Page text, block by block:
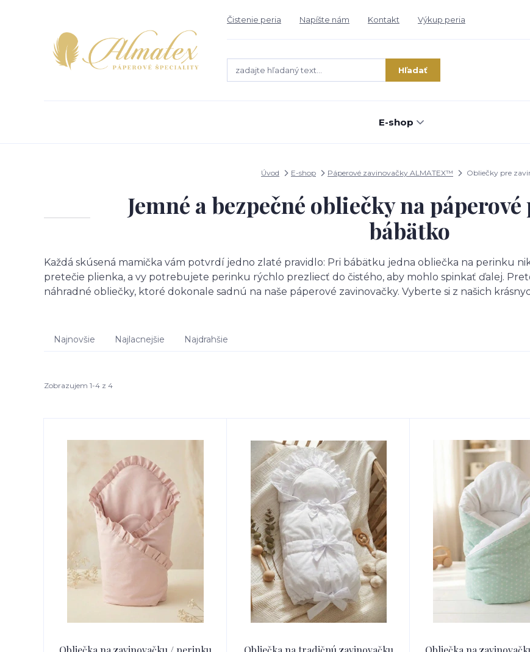
Čistenie peria Napíšte nám Kontakt Výkup peria
Hľadať
E-shop
Úvod E-shop Páperové zavinovačky ALMATEX™ Obliečky pre
Jemné a bezpečné obliečky na
bábätko
Každá skúsená mamička vám potvrdí jedno zlaté pravidlo: Pri bábätku jedna obliečka na perinku
pretečie plienka, a vy potrebujete perinku rýchlo prezliecť do čistého, aby mohlo spinkať ďalej.
náhradné obliečky, ktoré dokonale sadnú na naše páperové zavinovačky. Vyberte si z našich
Najnovšie Najlacnejšie Najdrahšie
Zobrazujem 1-4 z 4